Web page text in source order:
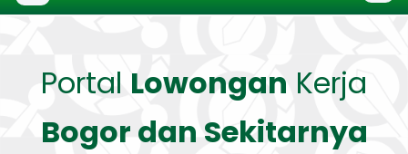
Portal Lowongan Kerja
Bogor dan Sekitarnya